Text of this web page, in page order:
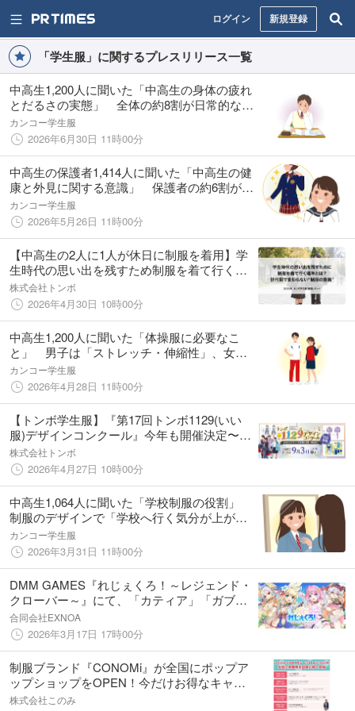
ログイン 新規登録
「学生服」に関するプレスリリース一覧
中高生1,200人に聞いた「中高生の身体の疲れ
とだるさの実態」 全体の約8割が日常的な疲
労を実感、うち7割以上が「勉強に集中できな
いことがある」と回答
カンコー学生服
2026年6月30日 11時00分
中高生の保護者1,414人に聞いた「中高生の健
康と外見に関する意識」 保護者の約6割が、
「子ども（中高生）が健康や生活習慣を気に
している」と実感 体型や外見を気にしてい
る生徒は全体の約8割
カンコー学生服
2026年5月26日 11時00分
【中高生の2人に1人が休日に制服を着用】学
生時代の思い出を残すため制服を着て行く場
所とは？世代間で変わらない“制服の意義”
株式会社トンボ
2026年4月30日 10時00分
中高生1,200人に聞いた「体操服に必要なこ
と」 男子は「ストレッチ・伸縮性」、女子
は「デザイン」を最も重視 女子は「冬の寒
さ」「透け」など、男子に比べ着用時に気に
なることが多い傾向
カンコー学生服
2026年4月28日 11時00分
【トンボ学生服】『第17回トンボ1129(いい
服)デザインコンクール』今年も開催決定〜今
年度より表彰式の開催も決定〜
株式会社トンボ
2026年4月27日 10時00分
中高生1,064人に聞いた「学校制服の役割」
制服のデザインで「学校へ行く気分が上が
る」女子は約6割！ 制服着用時に安心するこ
とは、「浮かずに過ごせる」など周囲との関
係性に関する項目が上位
カンコー学生服
2026年3月31日 11時00分
DMM GAMES『れじぇくろ！～レジェンド・
クローバー～』にて、「カティア」「ガブリ
エル」が学園衣装で登場！
合同会社EXNOA
2026年3月17日 17時00分
制服ブランド『CONOMi』が全国にポップア
ップショップをOPEN！今だけお得なキャン
ペーンも実施中
株式会社このみ